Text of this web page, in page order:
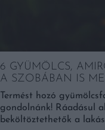
6 GYÜMÖLCS,
A SZOBÁBAN IS
Termést hozó
gondolnánk! Ráadásul
beköltöztethetők a